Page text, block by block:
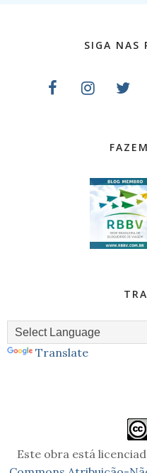
SIGA NAS
Translate
Este obra está